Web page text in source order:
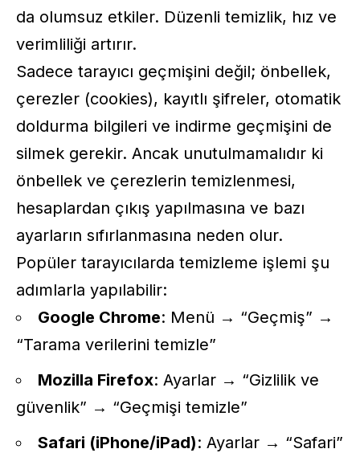
da olumsuz etkiler. Düzenli temizlik, hız ve
verimliliği artırır.
Sadece tarayıcı geçmişini değil; önbellek,
çerezler (cookies), kayıtlı şifreler, otomatik
doldurma bilgileri ve indirme geçmişini de
silmek gerekir. Ancak unutulmamalıdır ki
önbellek ve çerezlerin temizlenmesi,
hesaplardan çıkış yapılmasına ve bazı
ayarların sıfırlanmasına neden olur.
Popüler tarayıcılarda temizleme işlemi şu
adımlarla yapılabilir:
Google Chrome: Menü → “Geçmiş” →
“Tarama verilerini temizle”
Mozilla Firefox: Ayarlar → “Gizlilik ve
güvenlik” → “Geçmişi temizle”
Safari (iPhone/iPad): Ayarlar → “Safari”